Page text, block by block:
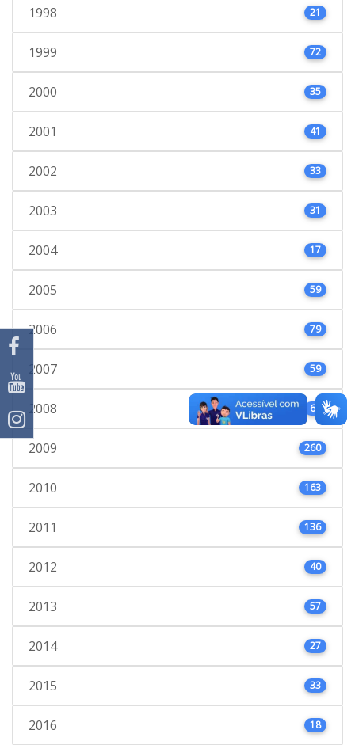
1998 21
1999 72
2000 35
2001 41
2002 33
2003 31
2004 17
2005 59
2006 79
2007 59
2008 66
2009 260
2010 163
2011 136
2012 40
2013 57
2014 27
2015 33
2016 18